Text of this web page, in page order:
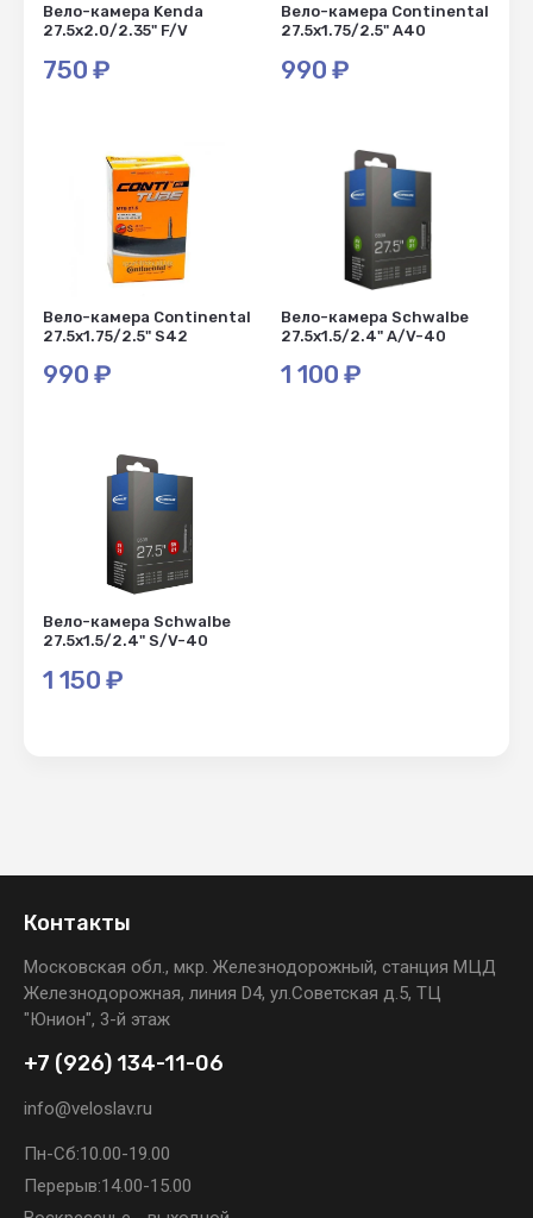
Вело-камера Kenda
27.5x2.0/2.35" F/V
750 ₽
Вело-камера Continental
27.5x1.75/2.5" A40
990 ₽
Вело-камера Continental
27.5x1.75/2.5" S42
990 ₽
Вело-камера Schwalbe
27.5x1.5/2.4" A/V-40
1 100 ₽
Вело-камера Schwalbe
27.5x1.5/2.4" S/V-40
1 150 ₽
Контакты
Московская обл., мкр. Железнодорожный, станция МЦД
Железнодорожная, линия D4, ул.Советская д.5, ТЦ
"Юнион", 3-й этаж
+7 (926) 134-11-06
info@veloslav.ru
Пн-Сб:10.00-19.00
Перерыв:14.00-15.00